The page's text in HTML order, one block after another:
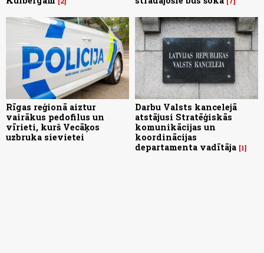
Rīgas reģionā aiztur
vairākus pedofilus un
vīrieti, kurš Vecāķos
uzbruka sievietei
Darbu Valsts kancelejā
atstājusi Stratēģiskās
komunikācijas un
koordinācijas
departamenta vadītāja 1